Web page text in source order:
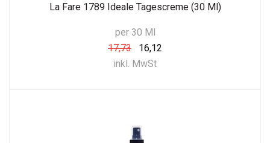
La Fare 1789 Ideale Tagescreme (30 Ml)
per 30 Ml
17,73
16,12
inkl. MwSt